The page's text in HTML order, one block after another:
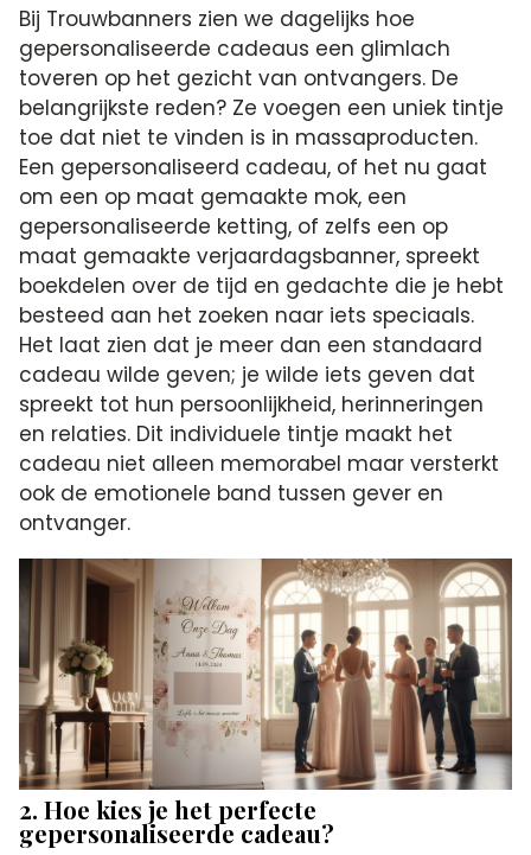
Bij Trouwbanners zien we dagelijks hoe
gepersonaliseerde cadeaus een glimlach
toveren op het gezicht van ontvangers. De
belangrijkste reden? Ze voegen een uniek tintje
toe dat niet te vinden is in massaproducten.
Een gepersonaliseerd cadeau, of het nu gaat
om een op maat gemaakte mok, een
gepersonaliseerde ketting, of zelfs een op
maat gemaakte verjaardagsbanner, spreekt
boekdelen over de tijd en gedachte die je hebt
besteed aan het zoeken naar iets speciaals.
Het laat zien dat je meer dan een standaard
cadeau wilde geven; je wilde iets geven dat
spreekt tot hun persoonlijkheid, herinneringen
en relaties. Dit individuele tintje maakt het
cadeau niet alleen memorabel maar versterkt
ook de emotionele band tussen gever en
ontvanger.
2. Hoe kies je het perfecte
gepersonaliseerde cadeau?